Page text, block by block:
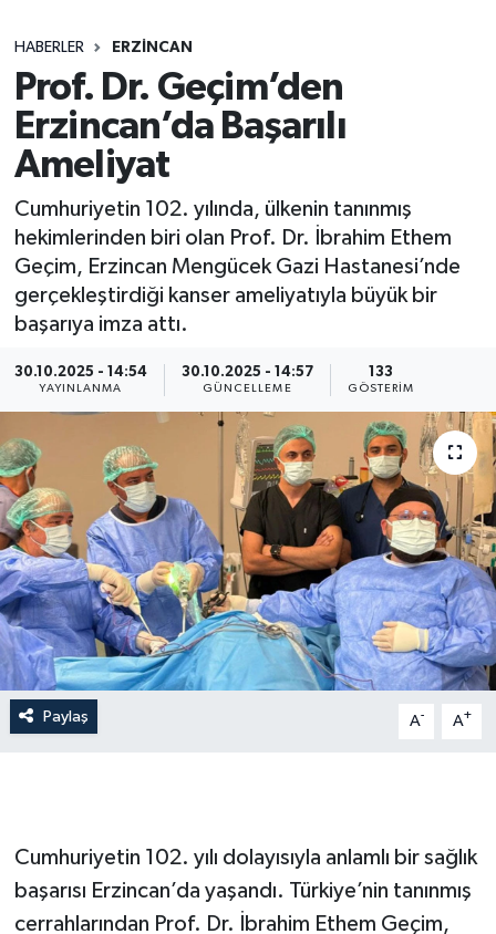
HABERLER ERZİNCAN
Prof. Dr. Geçim’den
Erzincan’da Başarılı
Ameliyat
Cumhuriyetin 102. yılında, ülkenin tanınmış
hekimlerinden biri olan Prof. Dr. İbrahim Ethem
Geçim, Erzincan Mengücek Gazi Hastanesi’nde
gerçekleştirdiği kanser ameliyatıyla büyük bir
başarıya imza attı.
30.10.2025 - 14:54
YAYINLANMA
30.10.2025 - 14:57
GÜNCELLEME
133
GÖSTERIM
Paylaş A- A+
Cumhuriyetin 102. yılı dolayısıyla anlamlı bir sağlık
başarısı Erzincan’da yaşandı. Türkiye’nin tanınmış
cerrahlarından Prof. Dr. İbrahim Ethem Geçim,